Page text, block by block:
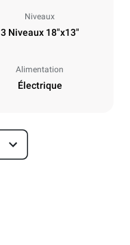
Niveaux
3 Niveaux 18"x13"
Alimentation
Électrique